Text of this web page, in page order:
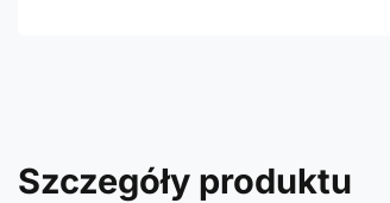
Szczegóły produktu